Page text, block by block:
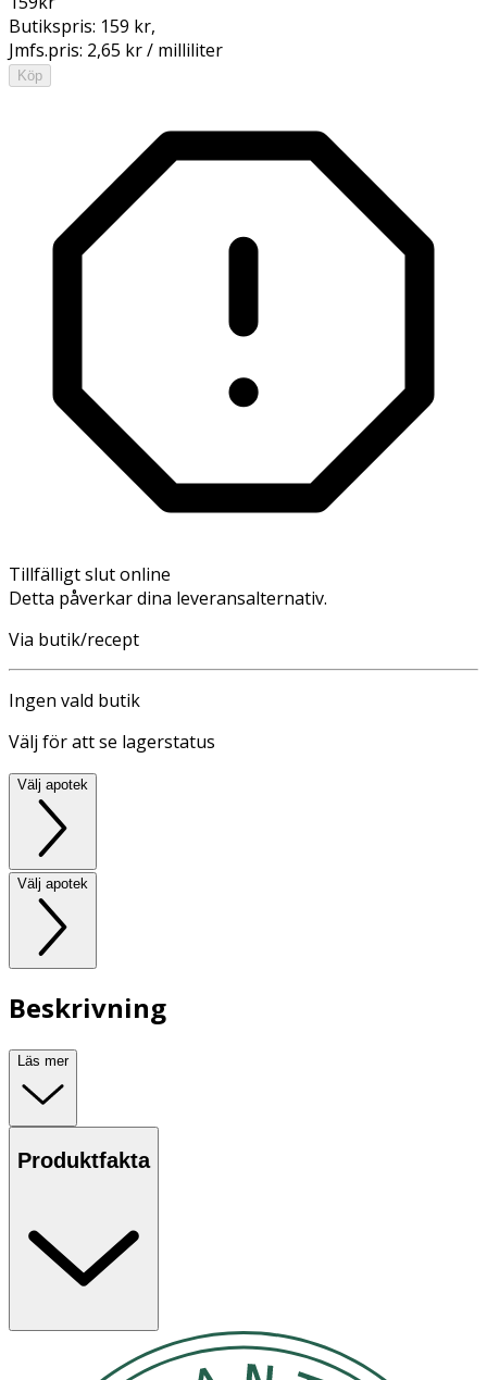
Butikspris: 159 kr,
Jmfs.pris: 2,65 kr / milliliter
Köp
Tillfälligt slut online
Detta påverkar dina leveransalternativ.
Via butik/recept
Ingen vald butik
Välj för att se lagerstatus
Välj apotek
Välj apotek
Beskrivning
Läs mer
Produktfakta